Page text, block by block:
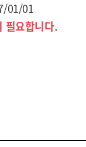
01/01
필요합니다.